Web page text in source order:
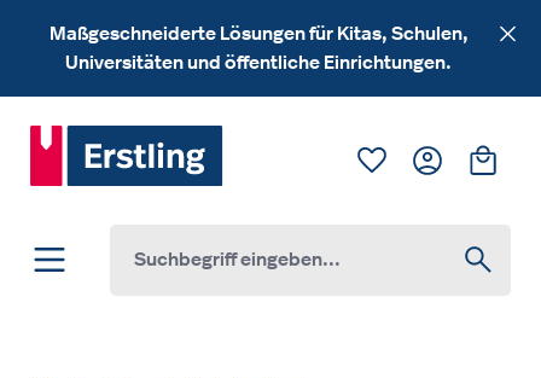
Zum Hauptinhalt springen
Maßgeschneiderte Lösungen für Kitas, Schulen,
Universitäten und öffentliche Einrichtungen.
Du hast 0